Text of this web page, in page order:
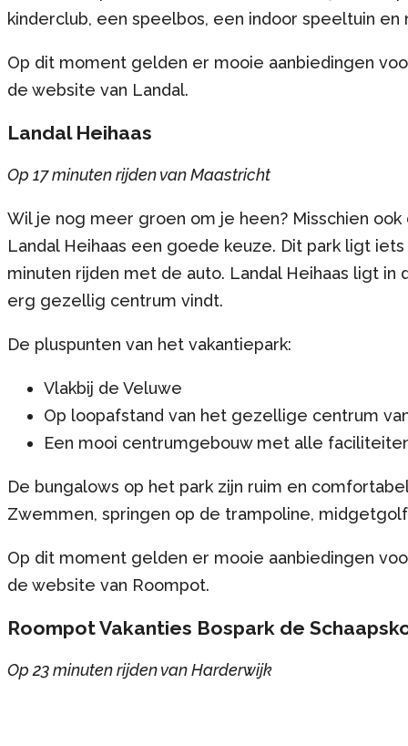
kinderclub, een speelbos, een indoor speeltuin
Op dit moment gelden er mooie aanbiedingen
de website van Landal.
Landal Heihaas
Op 17 minuten rijden van Maastricht
Wil je nog meer groen om je heen? Misschien
Landal Heihaas een goede keuze. Dit park ligt
minuten rijden met de auto. Landal Heihaas ligt
erg gezellig centrum vindt.
De pluspunten van het vakantiepark:
Vlakbij de Veluwe
Op loopafstand van het gezellige centrum
Een mooi centrumgebouw met alle
De bungalows op het park zijn ruim en
Zwemmen, springen op de trampoline,
Op dit moment gelden er mooie aanbiedingen
de website van Roompot.
Roompot Vakanties Bospark de
Op 23 minuten rijden van Harderwijk